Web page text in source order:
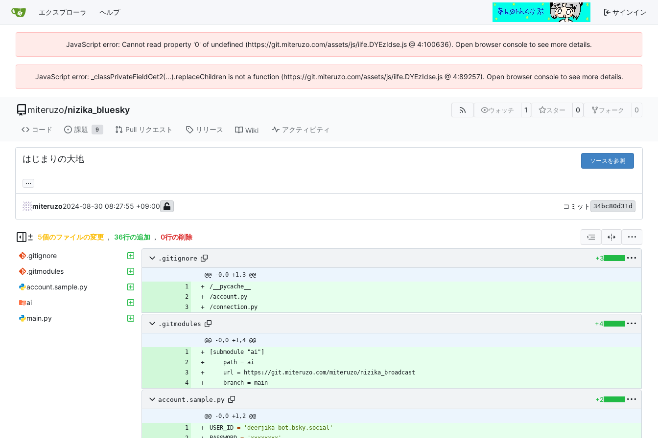
エクスプローラ ヘルプ サインイン
JavaScript error: Cannot read property '0' of undefined (https://git.miteruzo.com/assets/js/iife.DYEzIdse.js @ 4:100636). Open browser console to see more details.
JavaScript error: _classPrivateFieldGet2(...).replaceChildren is not a function (https://git.miteruzo.com/assets/js/iife.DYEzIdse.js @ 4:89257). Open browser console to see more details.
miteruzo/nizika_bluesky ウォッチ 1 スター 0 フォーク 0
コード 課題 9 Pull リクエスト リリース Wiki アクティビティ
はじまりの大地 ソースを参照
...
miteruzo2024-08-30 08:27:55 +09:00 コミット 34bc80d31d
5個のファイルの変更 ， 36行の追加 ， 0行の削除
.gitignore
.gitmodules
account.sample.py
ai
main.py
.gitignore +3
@@ -0,0 +1,3 @@
.gitmodules +4
@@ -0,0 +1,4 @@
account.sample.py +2
@@ -0,0 +1,2 @@
USER_ID = 'deerjika-bot.bsky.social '